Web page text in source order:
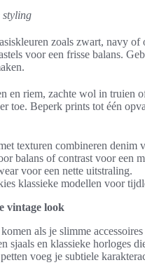
styling
zoals zwart, navy
voor een frisse balans.
en riem, zachte wol in truien
toe. Beperk prints tot één
texturen combineren denim
balans of contrast voor een
voor een nette uitstraling.
klassieke modellen voor
vintage look
als je slimme
sjaals en klassieke horloges
voeg je subtiele